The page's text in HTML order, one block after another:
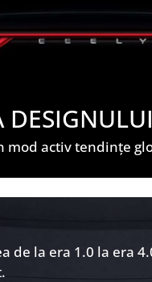
DESIGNULUI
mod activ tendințe
de la era 1.0 la era